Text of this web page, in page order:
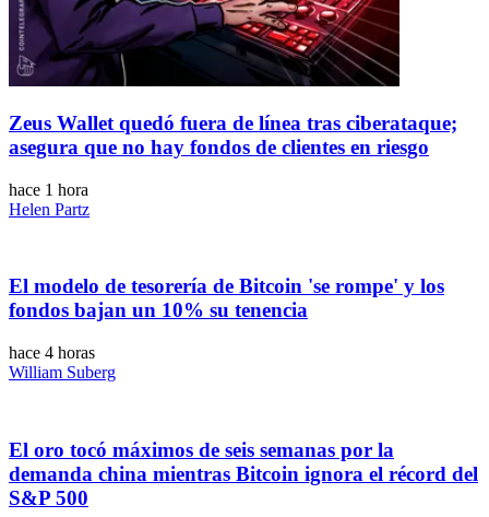
Zeus Wallet quedó fuera de línea tras ciberataque;
asegura que no hay fondos de clientes en riesgo
hace 1 hora
Helen Partz
El modelo de tesorería de Bitcoin 'se rompe' y los
fondos bajan un 10% su tenencia
hace 4 horas
William Suberg
El oro tocó máximos de seis semanas por la
demanda china mientras Bitcoin ignora el récord del
S&P 500